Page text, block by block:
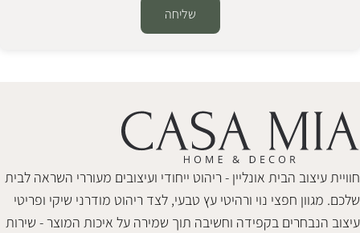
שליחה
חוויית עיצוב הבית אונליין - ריהוט ייחודי ועיצובים מעוררי השראה לבית
שלכם. מגוון חפצי נוי ורהיטי עץ טבעי, לצד ריהוט מודרני שיקי ופריטי
עיצוב הנבחרים בקפידה וחשיבה תוך שמירה על איכות המוצר - שירות